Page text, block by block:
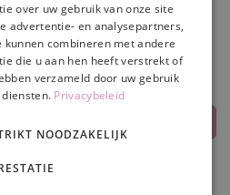
of korting
over uw gebruik van onze site
advertentie- en analysepartners,
kunnen combineren met andere
die u aan hen heeft verstrekt of
verzameld door uw gebruik
Privacybeleid
NOODZAKELIJK